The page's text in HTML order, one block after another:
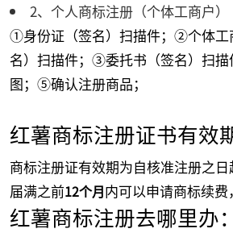
2、个人商标注册（个体工商户）
①身份证（签名）扫描件；②个体工
名）扫描件；③委托书（签名）扫
图；⑤确认注册商品；
红薯商标注册证书有效
商标注册证有效期为自核准注册之日
届满之前12个月内可以申请商标续费
红薯商标注册去哪里办：